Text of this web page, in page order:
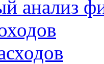
анализ